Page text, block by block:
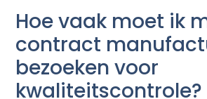
Hoe vaak moet ik
contract
bezoeken voor
kwaliteitscontrole?